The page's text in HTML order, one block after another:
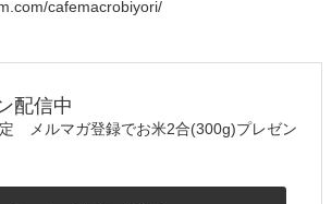
cafemacrobiyori/
配信中
メルマガ登録でお米2合(300g)プレゼン